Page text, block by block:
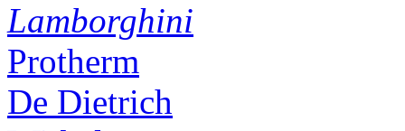
Lamborghini
Protherm
De Dietrich